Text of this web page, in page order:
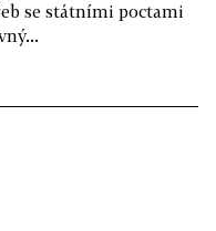
se státními poctami